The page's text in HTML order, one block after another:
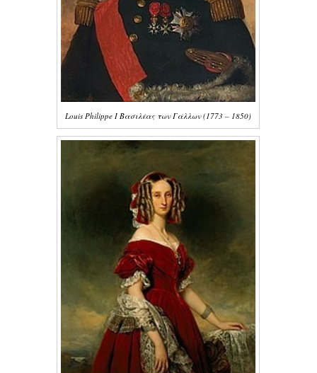
Louis Philippe I Βασιλέας των Γάλλων (1773 – 1850)